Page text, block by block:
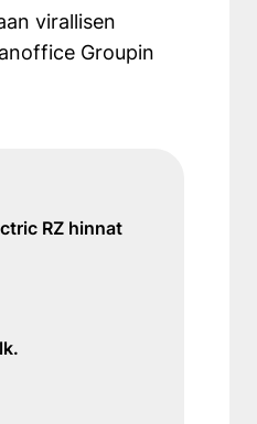
muulla
virallisen
Groupin
RZ hinnat